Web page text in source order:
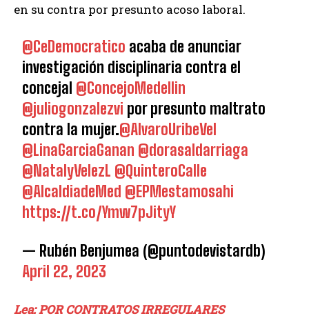
en su contra por presunto acoso laboral.
@CeDemocratico acaba de anunciar
investigación disciplinaria contra el
concejal @ConcejoMedellin
@juliogonzalezvi por presunto maltrato
contra la mujer.@AlvaroUribeVel
@LinaGarciaGanan @dorasaldarriaga
@NatalyVelezL @QuinteroCalle
@AlcaldiadeMed @EPMestamosahi
https://t.co/Ymw7pJityY
— Rubén Benjumea (@puntodevistardb)
April 22, 2023
Lea: POR CONTRATOS IRREGULARES